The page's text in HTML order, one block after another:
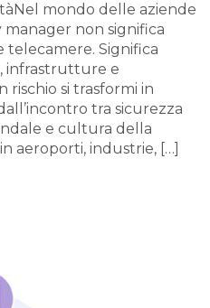
mondo delle aziende
manager non significa
telecamere. Significa
infrastrutture e
si trasformi in
tra sicurezza
e cultura della
aeroporti, industrie, […]